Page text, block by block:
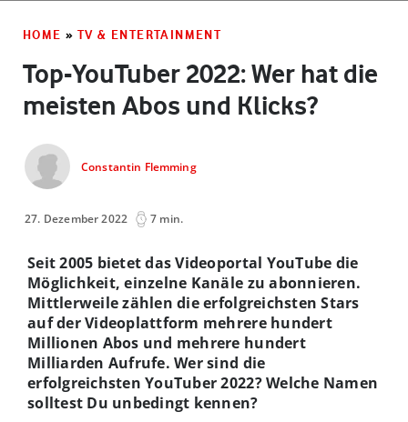
HOME » TV & ENTERTAINMENT
Top-YouTuber 2022: Wer hat die
meisten Abos und Klicks?
Constantin Flemming
27. Dezember 2022 7 min.
Seit 2005 bietet das Videoportal YouTube die
Möglichkeit, einzelne Kanäle zu abonnieren.
Mittlerweile zählen die erfolgreichsten Stars
auf der Videoplattform mehrere hundert
Millionen Abos und mehrere hundert
Milliarden Aufrufe. Wer sind die
erfolgreichsten YouTuber 2022? Welche Namen
solltest Du unbedingt kennen?